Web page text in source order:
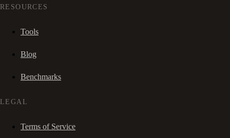
RESOURCES
Tools
Blog
Benchmarks
LEGAL
Terms of Service